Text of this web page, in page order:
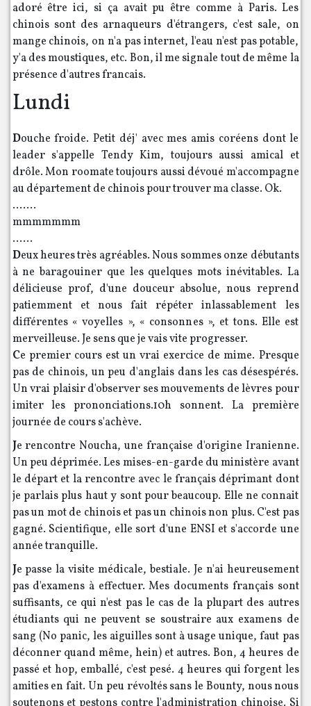
adoré être ici, si ça avait pu être comme à Paris. Les
chinois sont des arnaqueurs d'étrangers, c'est sale, on
mange chinois, on n'a pas internet, l'eau n'est pas potable,
y'a des moustiques, etc. Bon, il me signale tout de même la
présence d'autres francais.
Lundi
Douche froide. Petit déj' avec mes amis coréens dont le
leader s'appelle Tendy Kim, toujours aussi amical et
drôle. Mon roomate toujours aussi dévoué m'accompagne
au département de chinois pour trouver ma classe. Ok.
.......
mmmmmmm
......
Deux heures très agréables. Nous sommes onze débutants
à ne baragouiner que les quelques mots inévitables. La
délicieuse prof, d'une douceur absolue, nous reprend
patiemment et nous fait répéter inlassablement les
différentes « voyelles », « consonnes », et tons. Elle est
merveilleuse. Je sens que je vais vite progresser.
Ce premier cours est un vrai exercice de mime. Presque
pas de chinois, un peu d'anglais dans les cas désespérés.
Un vrai plaisir d'observer ses mouvements de lèvres pour
imiter les prononciations.10h sonnent. La première
journée de cours s'achève.
Je rencontre Noucha, une française d'origine Iranienne.
Un peu déprimée. Les mises-en-garde du ministère avant
le départ et la rencontre avec le français déprimant dont
je parlais plus haut y sont pour beaucoup. Elle ne connait
pas un mot de chinois et pas un chinois non plus. C'est pas
gagné. Scientifique, elle sort d'une ENSI et s'accorde une
année tranquille.
Je passe la visite médicale, bestiale. Je n'ai heureusement
pas d'examens à effectuer. Mes documents français sont
suffisants, ce qui n'est pas le cas de la plupart des autres
étudiants qui ne peuvent se soustraire aux examens de
sang (No panic, les aiguilles sont à usage unique, faut pas
déconner quand même, hein) et autres. Bon, 4 heures de
passé et hop, emballé, c'est pesé. 4 heures qui forgent les
amities en fait. Un peu révoltés sans le Bounty, nous nous